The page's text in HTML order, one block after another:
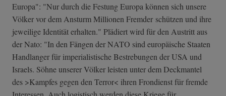
Europa": "Nur durch die Festung Europa können sich unsere
Völker vor dem Ansturm Millionen Fremder schützen und ihre
jeweilige Identität erhalten." Plädiert wird für den Austritt aus
der Nato: "In den Fängen der NATO sind europäische Staaten
Handlanger für imperialistische Bestrebungen der USA und
Israels. Söhne unserer Völker leisten unter dem Deckmantel
des >Kampfes gegen den Terror< ihren Frondienst für fremde